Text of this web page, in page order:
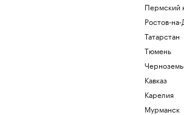
Пермский
Ростов-
Татарстан
Тюмень
Кавказ
Карелия
Мурманск